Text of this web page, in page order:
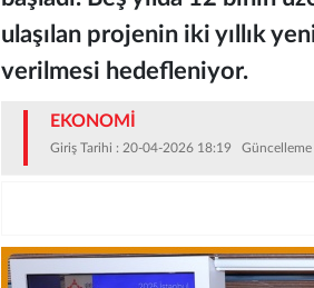
ulaşılan projenin iki yıllık
verilmesi hedefleniyor.
EKONOMİ
Giriş Tarihi : 20-04-2026 18:19